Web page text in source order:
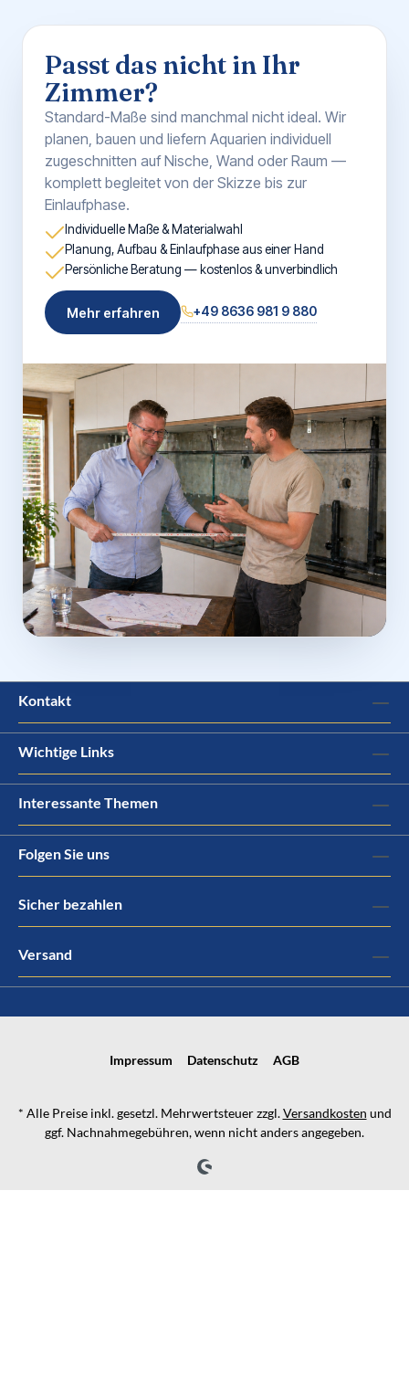
Passt das nicht in Ihr
Zimmer?
Standard-Maße sind manchmal nicht ideal. Wir
planen, bauen und liefern Aquarien individuell
zugeschnitten auf Nische, Wand oder Raum —
komplett begleitet von der Skizze bis zur
Einlaufphase.
Individuelle Maße & Materialwahl
Planung, Aufbau & Einlaufphase aus einer Hand
Persönliche Beratung — kostenlos & unverbindlich
Mehr erfahren +49 8636 981 9 880
Kontakt
Wichtige Links
Interessante Themen
Folgen Sie uns
Sicher bezahlen
Versand
Impressum Datenschutz AGB
* Alle Preise inkl. gesetzl. Mehrwertsteuer zzgl.Versandkosten und
ggf. Nachnahmegebühren, wenn nicht anders angegeben.